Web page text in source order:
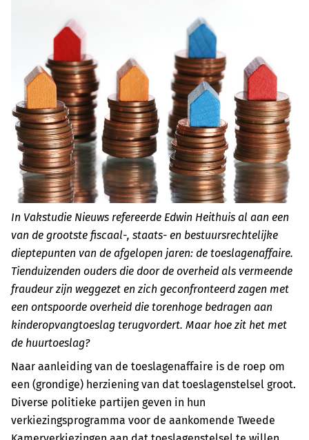
In Vakstudie Nieuws refereerde Edwin Heithuis al aan een
van de grootste fiscaal-, staats- en bestuursrechtelijke
dieptepunten van de afgelopen jaren: de toeslagenaffaire.
Tienduizenden ouders die door de overheid als vermeende
fraudeur zijn weggezet en zich geconfronteerd zagen met
een ontspoorde overheid die torenhoge bedragen aan
kinderopvangtoeslag terugvordert. Maar hoe zit het met
de huurtoeslag?
Naar aanleiding van de toeslagenaffaire is de roep om
een (grondige) herziening van dat toeslagenstelsel groot.
Diverse politieke partijen geven in hun
verkiezingsprogramma voor de aankomende Tweede